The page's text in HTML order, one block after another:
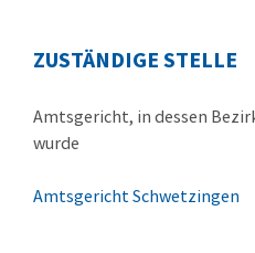
ZUSTÄNDIGE STELLE
Amtsgericht, in dessen
wurde
Amtsgericht Schwetzingen